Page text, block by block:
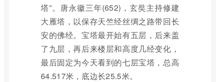
塔”。唐永徽三年(652)，玄奘主持修建
大雁塔，以保存天竺经丝绸之路带回长
安的佛经。宝塔最开始有五层，后来盖
了九层，再后来楼层和高度几经变化，
最后固定为今天看到的七层宝塔，总高
64.517米，底边长25.5米。